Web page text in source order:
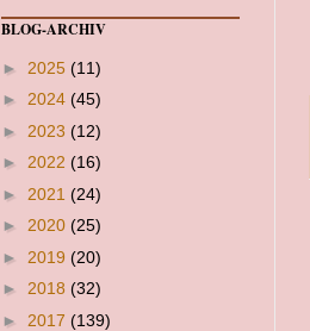
BLOG-ARCHIV
► 2025 (11)
► 2024 (45)
► 2023 (12)
► 2022 (16)
► 2021 (24)
► 2020 (25)
► 2019 (20)
► 2018 (32)
► 2017 (139)